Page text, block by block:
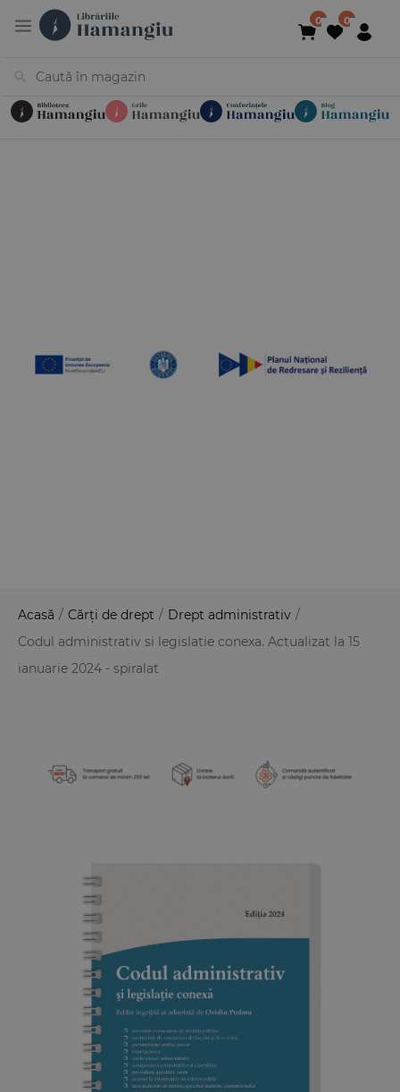
Acasă / Cărți de drept / Drept administrativ /
Codul administrativ si legislatie conexa. Actualizat la 15
ianuarie 2024 - spiralat